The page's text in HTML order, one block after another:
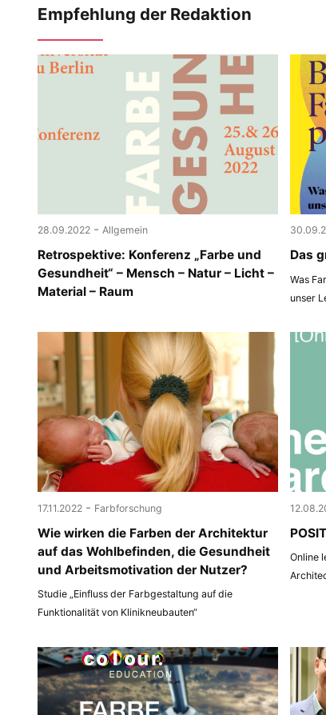
Empfehlung der Redaktion
28.09.2022 - Allgemein
Retrospektive: Konferenz „Farbe und
Gesundheit“ – Mensch – Natur – Licht –
Material – Raum
Das
Was
unser
17.11.2022 - Farbforschung
Wie wirken die Farben der Architektur
auf das Wohlbefinden, die Gesundheit
und Arbeitsmotivation der Nutzer?
Studie „Einfluss der Farbgestaltung auf die
Funktionalität von Klinikneubauten“
Online